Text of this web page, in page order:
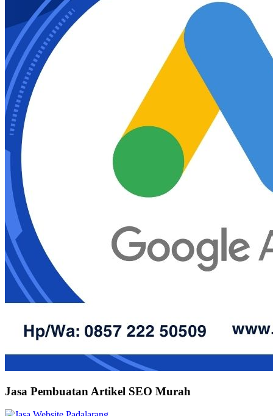
Jasa Pembuatan Artikel SEO Murah